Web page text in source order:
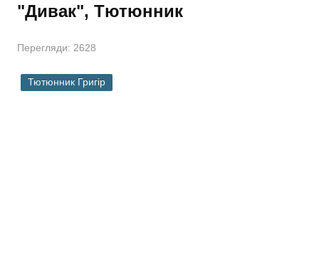
Твори англійською
"Дивак", Тютюнник
Перегляди: 2628
Тютюнник Григір